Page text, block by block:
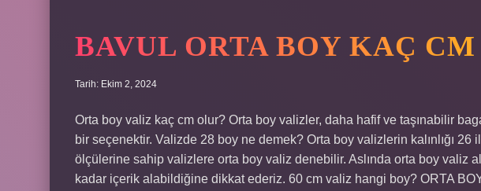
BAVUL ORTA BOY KAÇ CM
Tarih: Ekim 2, 2024
Orta boy valiz kaç cm olur? Orta boy valizler, daha hafif ve taşınabilir
bir seçenektir. Valizde 28 boy ne demek? Orta boy valizlerin kalınlığı 26
ölçülerine sahip valizlere orta boy valiz denebilir. Aslında orta boy valiz
kadar içerik alabildiğine dikkat ederiz. 60 cm valiz hangi boy? ORTA